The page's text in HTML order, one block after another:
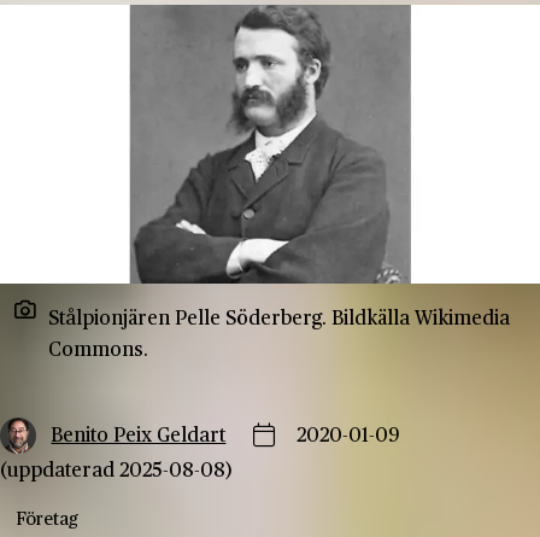
Stålpionjären Pelle Söderberg. Bildkälla Wikimedia
Commons.
Benito Peix Geldart
2020-01-09
(uppdaterad 2025-08-08)
Företag